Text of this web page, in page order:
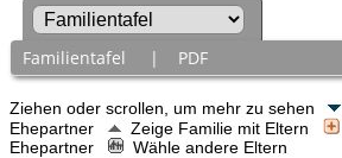
Familientafel | PDF
Ziehen oder scrollen, um mehr zu sehen
Ehepartner
Zeige Familie mit Eltern
Ehepartner
Wähle andere Eltern